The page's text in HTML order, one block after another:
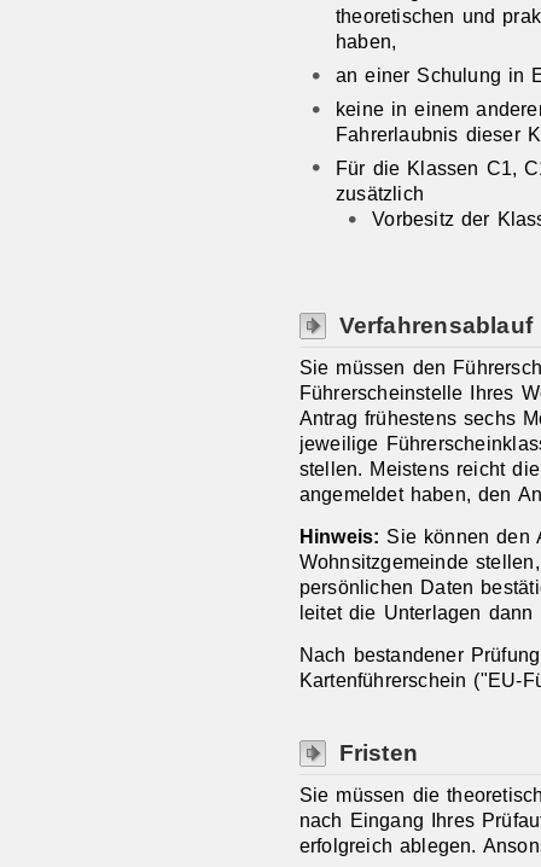
theoretischen und
haben,
an einer Schulung in
keine in einem
Fahrerlaubnis dieser
Für die Klassen C1,
zusätzlich
Vorbesitz der
Verfahrensablauf
Sie müssen den
Führerscheinstelle Ihres
Antrag frühestens sechs
jeweilige
stellen. Meistens reicht
angemeldet haben, den
Hinweis: Sie können den
Wohnsitzgemeinde
persönlichen Daten
leitet die Unterlagen
Nach bestandener
Kartenführerschein ("EU-
Fristen
Sie müssen die
nach Eingang Ihres
erfolgreich ablegen.